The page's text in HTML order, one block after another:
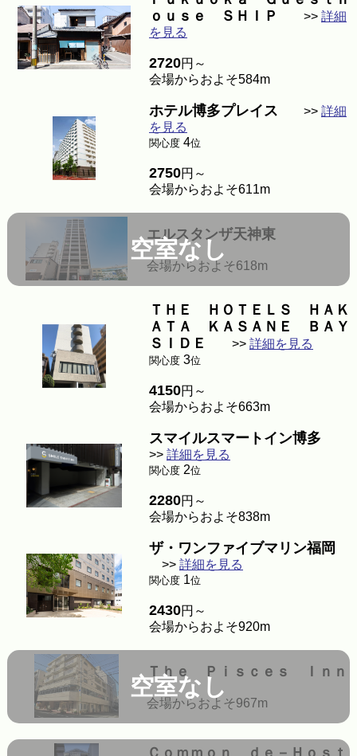
ｏｕｓｅ ＳＨＩＰ
>> 詳細
を見る
2720円～
会場からおよそ584m
ホテル博多プレイス >> 詳細
を見る
関心度 4位
2750円～
会場からおよそ611m
空室なし
エルスタンザ天神東
会場からおよそ618m
ＴＨＥ ＨＯＴＥＬＳ ＨＡＫ
ＡＴＡ ＫＡＳＡＮＥ ＢＡＹ
ＳＩＤＥ
>> 詳細を見る
関心度 3位
4150円～
会場からおよそ663m
スマイルスマートイン博多
>> 詳細を見る
関心度 2位
2280円～
会場からおよそ838m
ザ・ワンファイブマリン福岡
>> 詳細を見る
関心度 1位
2430円～
会場からおよそ920m
空室なし
Ｔｈｅ Ｐｉｓｃｅｓ Ｉｎｎ
会場からおよそ967m
Ｃｏｍｍｏｎ ｄｅ－Ｈｏｓｔ